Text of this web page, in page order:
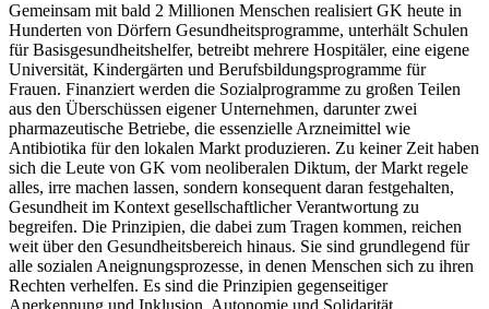
Gemeinsam mit bald 2 Millionen Menschen realisiert GK heute in
Hunderten von Dörfern Gesundheitsprogramme, unterhält Schulen
für Basisgesundheitshelfer, betreibt mehrere Hospitäler, eine eigene
Universität, Kindergärten und Berufsbildungsprogramme für
Frauen. Finanziert werden die Sozialprogramme zu großen Teilen
aus den Überschüssen eigener Unternehmen, darunter zwei
pharmazeutische Betriebe, die essenzielle Arzneimittel wie
Antibiotika für den lokalen Markt produzieren. Zu keiner Zeit haben
sich die Leute von GK vom neoliberalen Diktum, der Markt regele
alles, irre machen lassen, sondern konsequent daran festgehalten,
Gesundheit im Kontext gesellschaftlicher Verantwortung zu
begreifen. Die Prinzipien, die dabei zum Tragen kommen, reichen
weit über den Gesundheitsbereich hinaus. Sie sind grundlegend für
alle sozialen Aneignungsprozesse, in denen Menschen sich zu ihren
Rechten verhelfen. Es sind die Prinzipien gegenseitiger
Anerkennung und Inklusion, Autonomie und Solidarität.